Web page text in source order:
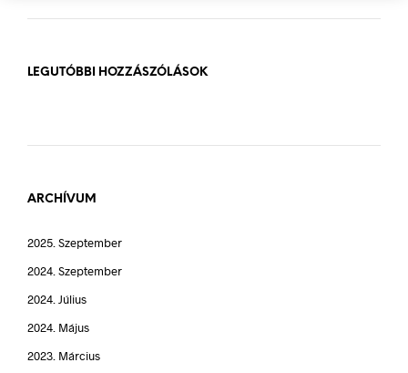
LEGUTÓBBI HOZZÁSZÓLÁSOK
ARCHÍVUM
2025. Szeptember
2024. Szeptember
2024. Július
2024. Május
2023. Március